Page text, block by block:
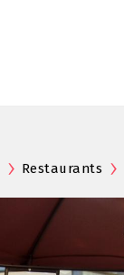
Restaurants